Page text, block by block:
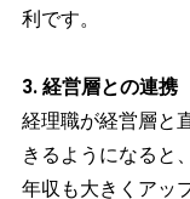
利です。
3. 経営層との連携
経理職が経営層と
きるようになると
年収も大きくアッ